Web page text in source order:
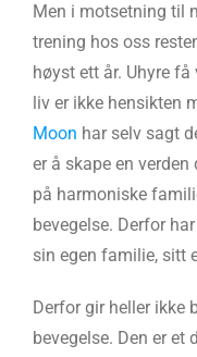
Men i motsetning til
trening hos oss
høyst ett år. Uhyre
liv er ikke hensikten
Moon har selv sagt
er å skape en
på harmoniske
bevegelse. Derfor
sin egen familie, sitt
Derfor gir heller ikke
bevegelse. Den er et